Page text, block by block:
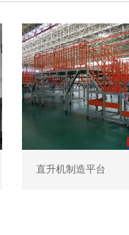
直升机制造平台